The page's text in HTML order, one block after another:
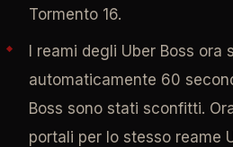
Tormento 16.
I reami degli Uber Boss ora
automaticamente 60
Boss sono stati sconfitti.
portali per lo stesso reame